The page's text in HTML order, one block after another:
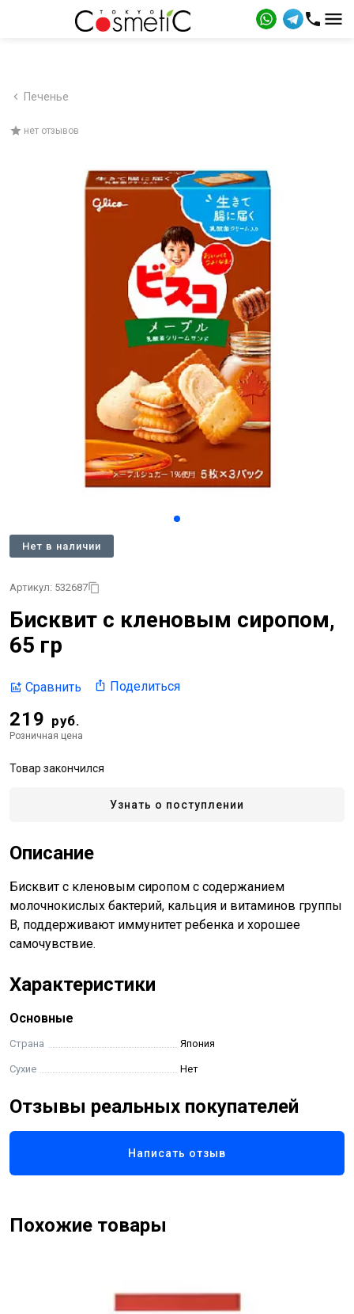
Печенье
нет отзывов
Нет в наличии
Артикул: 532687
Бисквит с кленовым сиропом,
65 гр
Сравнить Поделиться
219 руб.
Розничная цена
Товар закончился
Узнать о поступлении
Описание
Бисквит с кленовым сиропом с содержанием
молочнокислых бактерий, кальция и витаминов группы
B, поддерживают иммунитет ребенка и хорошее
самочувствие.
Характеристики
Основные
Страна Япония
Сухие Нет
Отзывы реальных покупателей
Написать отзыв
Похожие товары